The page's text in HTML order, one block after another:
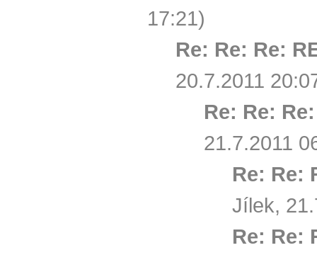
17:21)
Re: Re: Re:
20.7.2011
Re: Re:
21.7.2011
Re: Re:
Jílek,
Re: Re: